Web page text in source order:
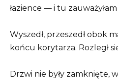
łazience — i tu
Wyszedł, przeszedł obok
końcu korytarza. Rozległ
Drzwi nie były zamknięte,